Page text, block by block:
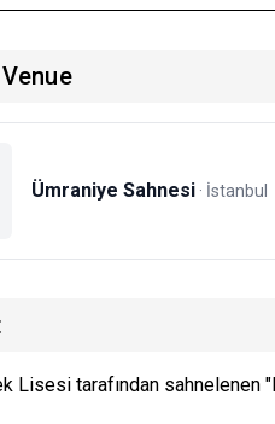
Ümraniye Sahnesi · İstanbul
Lisesi tarafından sahnelenen